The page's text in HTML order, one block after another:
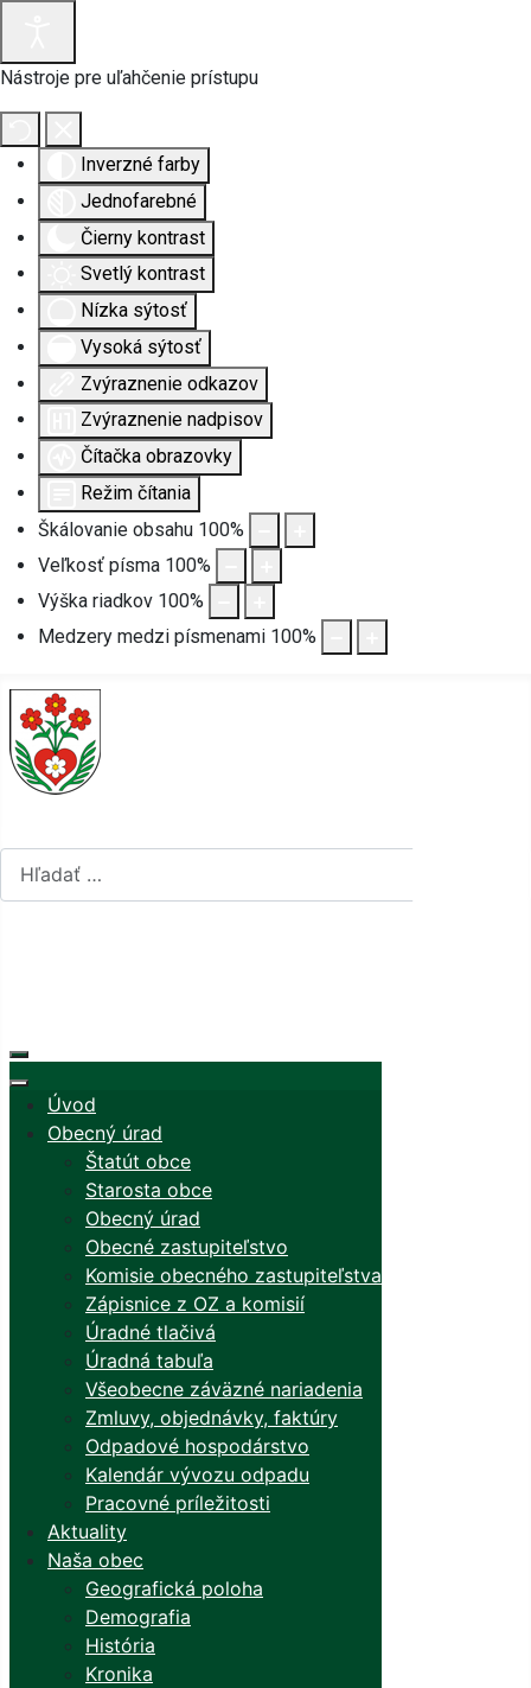
Nástroje pre uľahčenie prístupu
Inverzné farby
Jednofarebné
Čierny kontrast
Svetlý kontrast
Nízka sýtosť
Vysoká sýtosť
Zvýraznenie odkazov
Zvýraznenie nadpisov
Čítačka obrazovky
Režim čítania
Škálovanie obsahu 100%
Veľkosť písma 100%
Výška riadkov 100%
Medzery medzi písmenami 100%
Úvod
Obecný úrad
Štatút obce
Starosta obce
Obecný úrad
Obecné zastupiteľstvo
Komisie obecného zastupiteľstva
Zápisnice z OZ a komisií
Úradné tlačivá
Úradná tabuľa
Všeobecne záväzné nariadenia
Zmluvy, objednávky, faktúry
Odpadové hospodárstvo
Kalendár vývozu odpadu
Pracovné príležitosti
Aktuality
Naša obec
Geografická poloha
Demografia
História
Kronika